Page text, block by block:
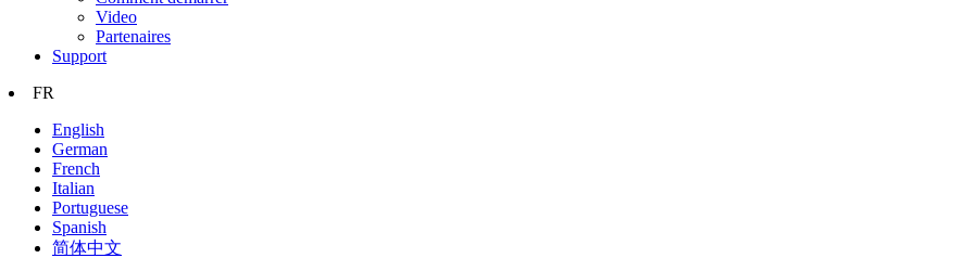
Video
Partenaires
Support
FR
English
German
French
Italian
Portuguese
Spanish
简体中文